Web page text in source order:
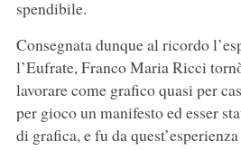
spendibile.
Consegnata dunque al ricordo
l’Eufrate, Franco Maria Ricci
lavorare come grafico quasi per
per gioco un manifesto ed esser
di grafica, e fu da